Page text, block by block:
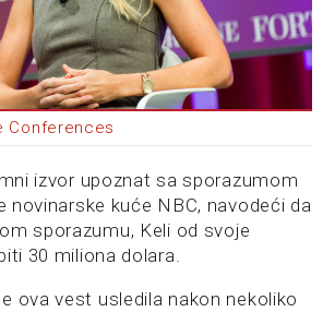
Conferences
izvor upoznat sa sporazumom
novinarske kuće NBC, navodeći da
sporazumu, Keli od svoje
30 miliona dolara.
ova vest usledila nakon nekoliko